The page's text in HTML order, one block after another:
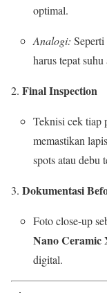
optimal.
Analogi:
harus tepat
Final Inspection
Teknisi cek tiap
memastikan
spots atau debu
Dokumentasi
Foto close-up
Nano
digital.